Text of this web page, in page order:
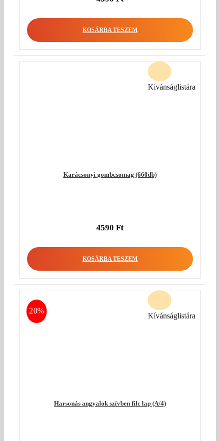
KOSÁRBA TESZEM
Karácsonyi gombcsomag (660db)
4590 Ft
KOSÁRBA TESZEM
Kívánságlistára
20%
Harsonás angyalok szívben filc lap (A/4)
Kívánságlistára